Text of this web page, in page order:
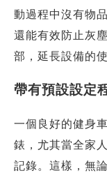
動過程中沒有物
還能有效防止灰
部，延長設備的
帶有預設設定
一個良好的健身
錶，尤其當全家
記錄。這樣，無